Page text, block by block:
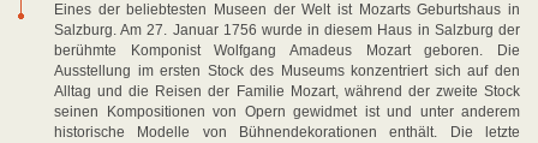
Eines der beliebtesten Museen der Welt ist Mozarts Geburtshaus in
Salzburg. Am 27. Januar 1756 wurde in diesem Haus in Salzburg der
berühmte Komponist Wolfgang Amadeus Mozart geboren. Die
Ausstellung im ersten Stock des Museums konzentriert sich auf den
Alltag und die Reisen der Familie Mozart, während der zweite Stock
seinen Kompositionen von Opern gewidmet ist und unter anderem
historische Modelle von Bühnendekorationen enthält. Die letzte